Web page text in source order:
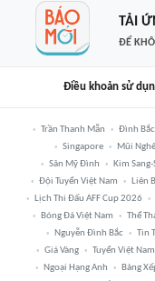
TẢI
ĐỂ
Điều khoản sử
Trần Thanh Mẫn Đình Bắc
Singapore
Mũi Nghê
Sân Mỹ Đình
Kim Sang-
Đội Tuyển Việt Nam
Liên
Lịch Thi Đấu AFF Cup 2026
Bóng Đá Việt Nam
Thể
Nguyễn Đình Bắc
Tin
Giá Vàng
Tuyển Việt Nam
Ngoại Hạng Anh
Bảng